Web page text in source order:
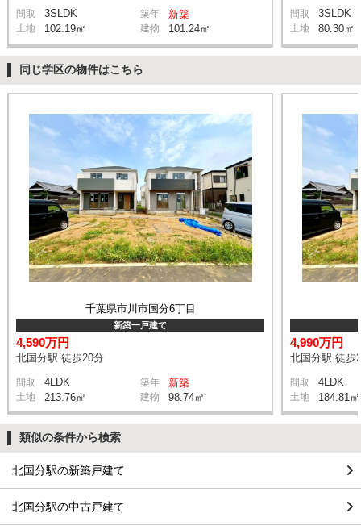
間取 3SLDK 築年 新築
土地 102.19㎡ 建物 101.24㎡
間取 3SLDK
土地 80.30㎡
同じ学区の物件はこちら
千葉県市川市国分6丁目
新築一戸建て
4,590万円
北国分駅 徒歩20分
間取 4LDK 築年 新築
土地 213.76㎡ 建物 98.74㎡
4,990万円
北国分駅 徒歩
間取 4LDK
土地 184.81㎡
類似の条件から検索
北国分駅の新築戸建て
北国分駅の中古戸建て